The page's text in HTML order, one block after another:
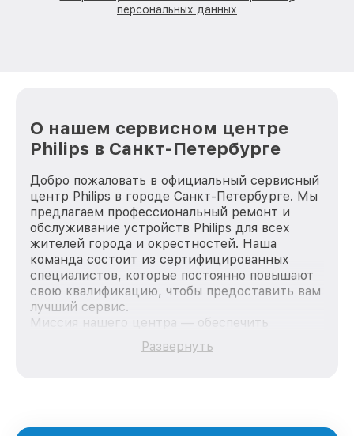
персональных данных
О нашем сервисном центре
Philips в Санкт-Петербурге
Добро пожаловать в официальный сервисный
центр Philips в городе Санкт-Петербурге. Мы
предлагаем профессиональный ремонт и
обслуживание устройств Philips для всех
жителей города и окрестностей. Наша
команда состоит из сертифицированных
специалистов, которые постоянно повышают
свою квалификацию, чтобы предоставить вам
лучший сервис.
Миссия нашего центра — обеспечить
качественный и доступный ремонт для
каждого пользователя продукции Philips, вне
Развернуть